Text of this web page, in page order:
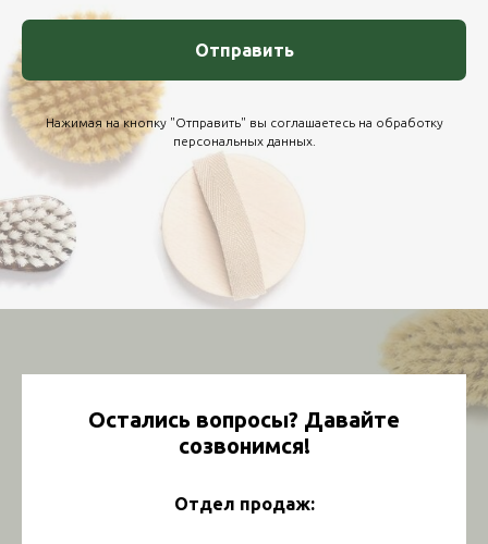
Отправить
Нажимая на кнопку "Отправить" вы соглашаетесь на обработку
персональных данных.
Остались вопросы? Давайте
созвонимся!
Отдел продаж: